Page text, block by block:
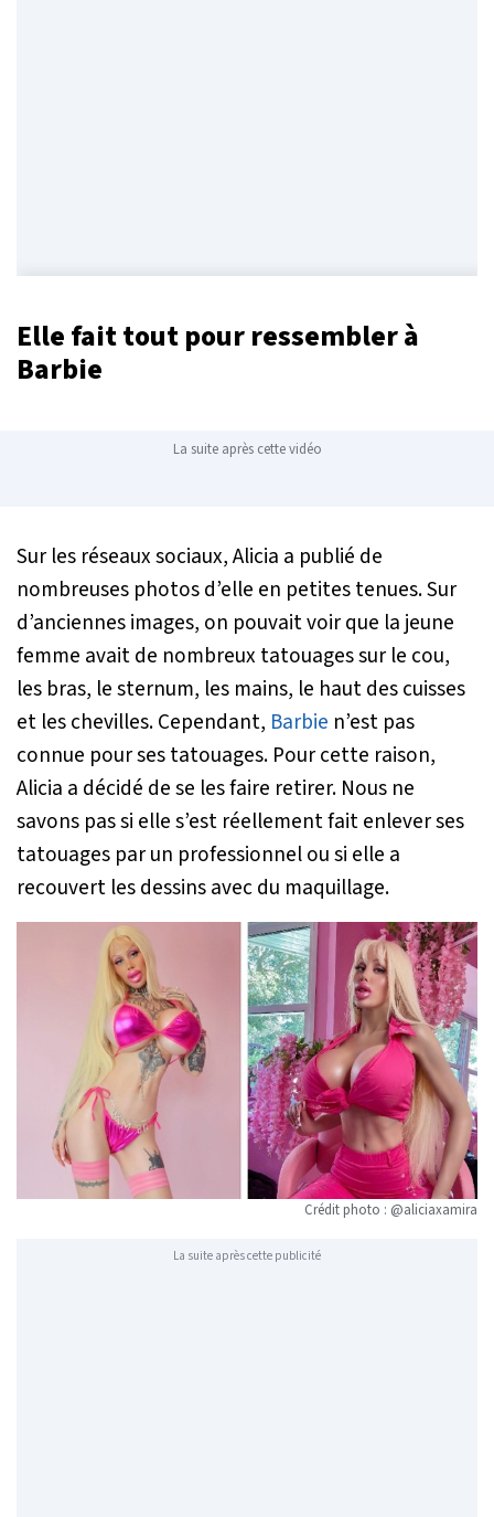
Elle fait tout pour ressembler à
Barbie
La suite après cette vidéo
Sur les réseaux sociaux, Alicia a publié de
nombreuses photos d’elle en petites tenues. Sur
d’anciennes images, on pouvait voir que la jeune
femme avait de nombreux tatouages sur le cou,
les bras, le sternum, les mains, le haut des cuisses
et les chevilles. Cependant, Barbie n’est pas
connue pour ses tatouages. Pour cette raison,
Alicia a décidé de se les faire retirer. Nous ne
savons pas si elle s’est réellement fait enlever ses
tatouages par un professionnel ou si elle a
recouvert les dessins avec du maquillage.
Crédit photo : @aliciaxamira
La suite après cette publicité